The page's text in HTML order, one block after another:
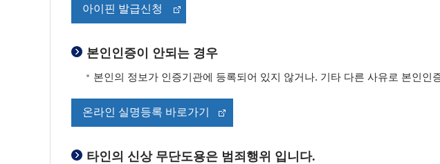
아이핀 발급신청
본인인증이 안되는 경우
본인의 정보가 인증기관에 등록되어 있지 않거나. 기타 다른 사유로 본인
온라인 실명등록 바로가기
타인의 신상 무단도용은 범죄행위 입니다.